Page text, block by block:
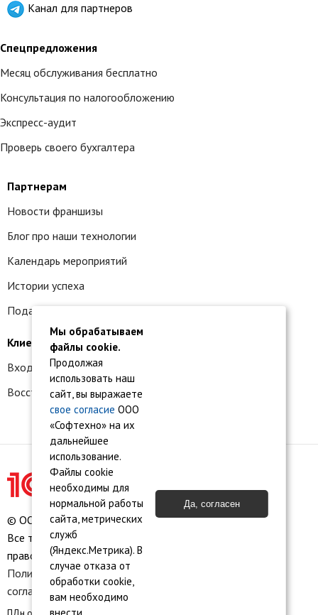
Канал для партнеров
Спецпредложения
Месяц обслуживания бесплатно
Консультация по налогообложению
Экспресс-аудит
Проверь своего бухгалтера
Партнерам
Новости франшизы
Блог про наши технологии
Календарь мероприятий
Истории успеха
Подать заявку на франшизу
Клиентам
Вход в личный кабинет
Восстановление доступа к сервису 1С:БО
© ООО «Софтехно» Все права защищены.
Все торговые марки являются собственностью их
правообладателей.
Политика конфиденциальности
соглашение
Карта сайта
Мы обрабатываем
файлы cookie.
Продолжая
использовать наш
сайт, вы выражаете
свое согласие ООО
«Софтехно» на их
дальнейшее
использование.
Файлы cookie
необходимы для
нормальной работы
сайта, метрических
служб
(Яндекс.Метрика). В
случае отказа от
обработки cookie,
вам необходимо
Да, согласен